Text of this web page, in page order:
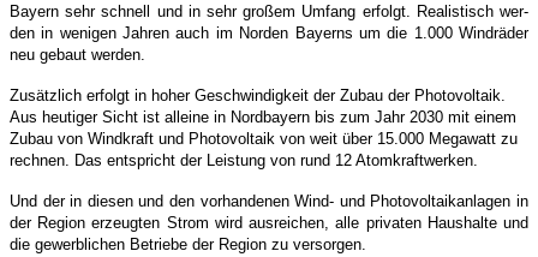
Bay­ern sehr schnell und in sehr gro­ßem Umfang erfolgt. Rea­lis­tisch wer­
den in weni­gen Jah­ren auch im Nor­den Bay­erns um die 1.000 Wind­rä­der
neu gebaut werden.
Zusätz­lich erfolgt in hoher Geschwin­dig­keit der Zubau der Pho­to­vol­ta­ik.
Aus heu­ti­ger Sicht ist allei­ne in Nord­bay­ern bis zum Jahr 2030 mit einem
Zubau von Wind­kraft und Pho­to­vol­ta­ik von weit über 15.000 Mega­watt zu
rech­nen. Das ent­spricht der Leis­tung von rund 12 Atomkraftwerken.
Und der in die­sen und den vor­han­de­nen Wind- und Pho­to­vol­ta­ik­an­la­gen in
der Regi­on erzeug­ten Strom wird aus­rei­chen, alle pri­va­ten Haus­hal­te und
die gewerb­li­chen Betrie­be der Regi­on zu versorgen.